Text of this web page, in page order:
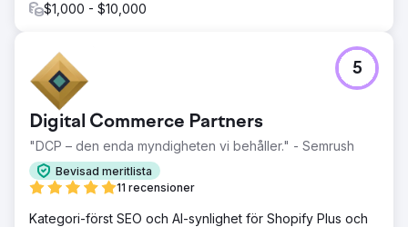
$1,000 - $10,000
Digital Commerce Partners
"DCP – den enda myndigheten vi behåller." - Semrush
Bevisad meritlista
11 recensioner
5
Kategori-först SEO och AI-synlighet för Shopify Plus och